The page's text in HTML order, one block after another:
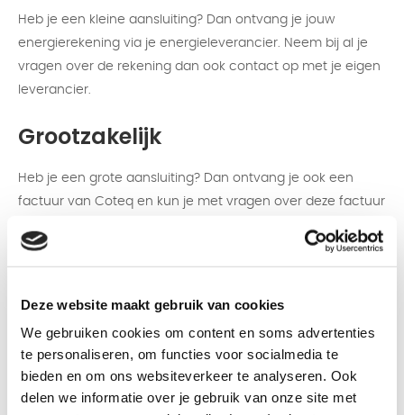
Deze website maakt gebruik van cookies
We gebruiken cookies om content en soms advertenties
te personaliseren, om functies voor socialmedia te
bieden en om ons websiteverkeer te analyseren. Ook
delen we informatie over je gebruik van onze site met
Heb je een kleine aansluiting? Dan ontvang je jouw
energierekening via je energieleverancier. Neem bij al je
vragen over de rekening dan ook contact op met je eigen
leverancier.
Grootzakelijk
Heb je een grote aansluiting? Dan ontvang je ook een
factuur van Coteq en kun je met vragen over deze factuur
via e-mail info@coteq.nl of ons contactformulier.
Verschil kleine aansluiting en
grote aansluiting
Heb je een elektriciteitsaansluiting die kleiner is dan 3x80